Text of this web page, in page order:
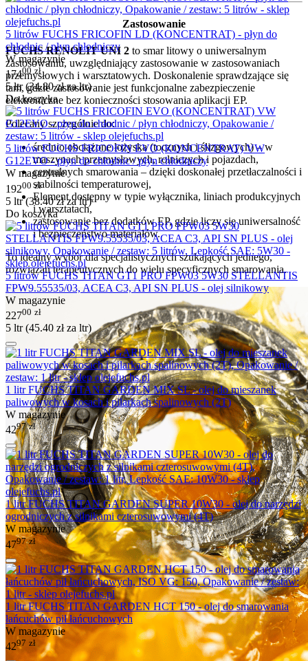
Zastosowanie
FUCHS RENOLIT UNI 2 to smar litowy o uniwersalnym
zastosowaniu, uwzględniający zastosowanie w zastosowaniach
przemysłowych i warsztatowych. Doskonalenie sprawdzające się
tam, gdzie zastosowanie jest funkcjonalne zabezpieczenie
elektroniczne bez konieczności stosowania aplikacji EP.
Polecany szczególnie do:
średnio obciążone łożyska (tocznych i ślizgowych) – w
maszynach przemysłowych, rolniczych i pojazdach,
centralnych smarowania – dzięki doskonałej przetłaczalności i
stabilności temperaturowej,
Element dostępny w typie wyłącznika, liniach produkcyjnych
i warsztatach,
zastosowanie bez dodatków EP, gdzie liczy się uniwersalność
i bezpieczeństwo materiałów.
To idealny wybór dla specjalistycznych szukających jednego,
rozwiązań terapeutycznych do wielu specyficznych smarowania.
5 litrów FUCHS FRICOFIN LD (KONCENTRAT) - płyn do
chłodnic / płyn chłodniczy
W magazynie
17400 zł
5 ltr (34.80złza ltr)
Do koszyka
5 litrów FUCHS FRICOFIN EVO (KONCENTRAT) VW
G12EVO - płyn do chłodnic / płyn chłodniczy
W magazynie
19200 zł
5 ltr (38.40złza ltr)
Do koszyka
5 litrów FUCHS TITAN GT1 PRO FPW03 5W30 STELLANTIS
FPW9.55535/03, ACEA C3, API SN PLUS - olej silnikowy
W magazynie
22700 zł
5 ltr (45.40 złza ltr)
1 litr FUCHS TITAN GARDEN MIX SL - olej do mieszanek
paliwowych w kosach i pilarkach spalinowych (2T)
W magazynie
4297 zł
1 litr FUCHS TITAN GARDEN SUPER 10W30 - olej do narzędzi
ogrodniczych z silnikami czterosuwowymi (4T)
W magazynie
4797 zł
1 litr FUCHS TITAN GARDEN HCT 150 - olej do smarowania
łańcuchów pił łańcuchowych
W magazynie
4297 zł